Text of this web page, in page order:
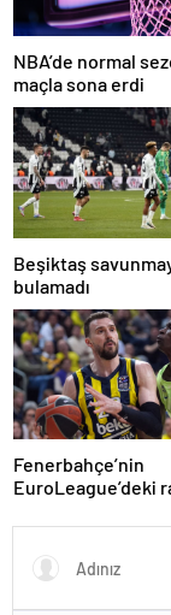
NBA’de normal
maçla sona erdi
Beşiktaş
bulamadı
Fenerbahçe’nin
EuroLeague’deki